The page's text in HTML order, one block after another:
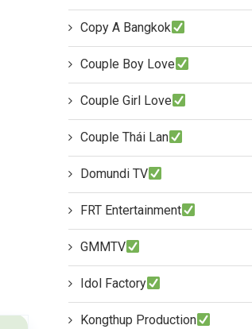
Copy A Bangkok
Couple Boy Love
Couple Girl Love
Couple Thái Lan
Domundi TV
FRT Entertainment
GMMTV
Idol Factory
Kongthup Production